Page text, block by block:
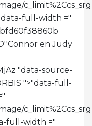
full-width ="
en Judy
"data-source-
">"data-full-
full-width ="